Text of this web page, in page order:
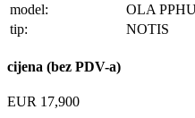
model:
OLA
tip:
NOTIS
cijena (bez PDV-a)
EUR 17,900